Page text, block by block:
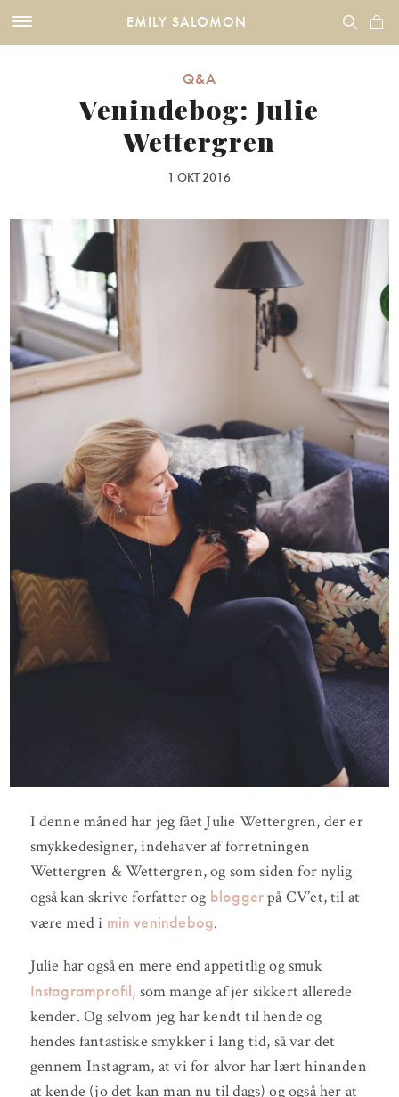
EMILY SALOMON
Q&A
Venindebog: Julie
Wettergren
1 OKT 2016
I denne måned har jeg fået Julie Wettergren, der er
smykkedesigner, indehaver af forretningen
Wettergren & Wettergren, og som siden for nylig
også kan skrive forfatter og bloggerpå CV’et, til at
være med i min venindebog.
Julie har også en mere end appetitlig og smuk
Instagramprofil, som mange af jer sikkert allerede
kender. Og selvom jeg har kendt til hende og
hendes fantastiske smykker i lang tid, så var det
gennem Instagram, at vi for alvor har lært hinanden
at kende (jo det kan man nu til dags) og også her at